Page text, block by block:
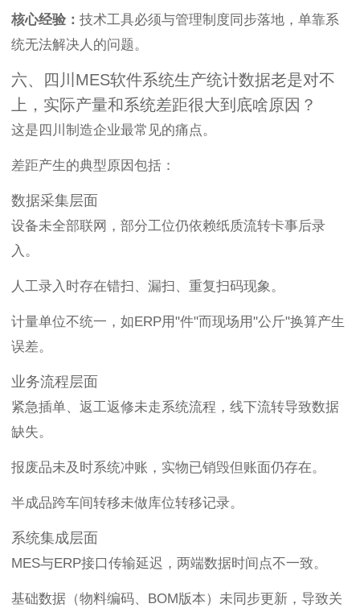
核心经验： 技术工具必须与管理制度同步落地，单靠系
统无法解决人的问题。
六、四川MES软件系统生产统计数据老是对不
上，实际产量和系统差距很大到底啥原因？
这是四川制造企业最常见的痛点。
差距产生的典型原因包括：
数据采集层面
设备未全部联网，部分工位仍依赖纸质流转卡事后录
入。
人工录入时存在错扫、漏扫、重复扫码现象。
计量单位不统一，如ERP用"件"而现场用"公斤"换算产生
误差。
业务流程层面
紧急插单、返工返修未走系统流程，线下流转导致数据
缺失。
报废品未及时系统冲账，实物已销毁但账面仍存在。
半成品跨车间转移未做库位转移记录。
系统集成层面
MES与ERP接口传输延迟，两端数据时间点不一致。
基础数据（物料编码、BOM版本）未同步更新，导致关